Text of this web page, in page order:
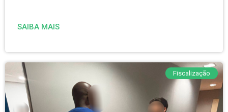
SAIBA MAIS
Fiscalização